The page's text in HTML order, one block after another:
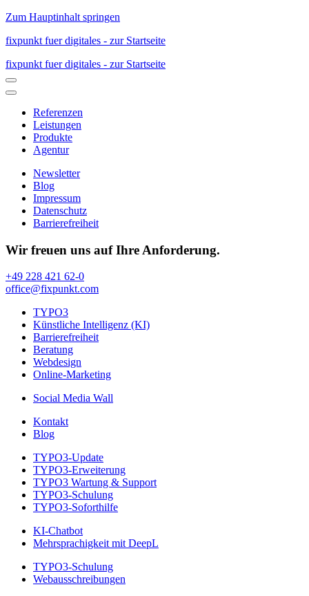
Zum Hauptinhalt springen
fixpunkt fuer digitales - zur Startseite
fixpunkt fuer digitales - zur Startseite
Referenzen
Leistungen
Produkte
Agentur
Newsletter
Blog
Impressum
Datenschutz
Barrierefreiheit
Wir freuen uns auf Ihre Anforderung.
+49 228 421 62-0
office@fixpunkt.com
TYPO3
Künstliche Intelligenz (KI)
Barrierefreiheit
Beratung
Webdesign
Online-Marketing
Social Media Wall
Kontakt
Blog
TYPO3-Update
TYPO3-Erweiterung
TYPO3 Wartung & Support
TYPO3-Schulung
TYPO3-Soforthilfe
KI-Chatbot
Mehrsprachigkeit mit DeepL
TYPO3-Schulung
Webausschreibungen